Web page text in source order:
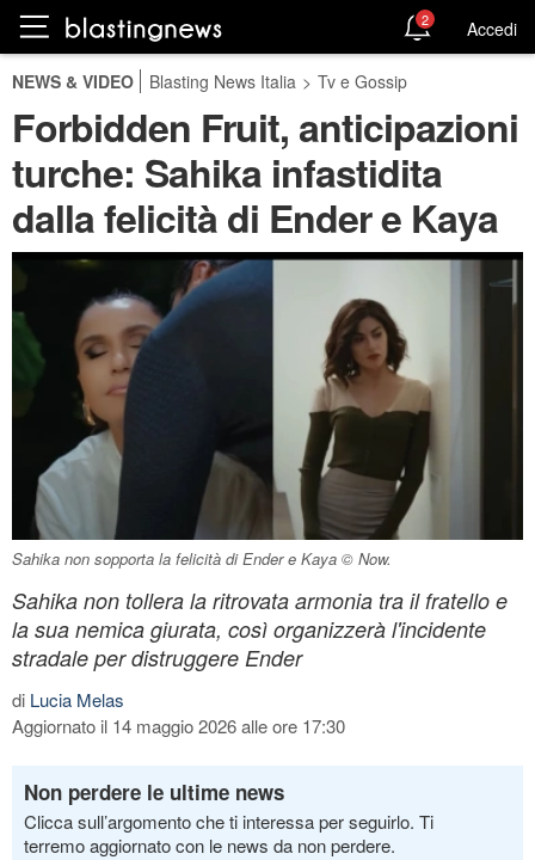
2 Accedi
NEWS & VIDEO Blasting News Italia > Tv e Gossip
Forbidden Fruit, anticipazioni
turche: Sahika infastidita
dalla felicità di Ender e Kaya
Sahika non sopporta la felicità di Ender e Kaya © Now.
Sahika non tollera la ritrovata armonia tra il fratello e
la sua nemica giurata, così organizzerà l'incidente
stradale per distruggere Ender
di Lucia Melas
Aggiornato il 14 maggio 2026 alle ore 17:30
Non perdere le ultime news
Clicca sull’argomento che ti interessa per seguirlo. Ti
terremo aggiornato con le news da non perdere.